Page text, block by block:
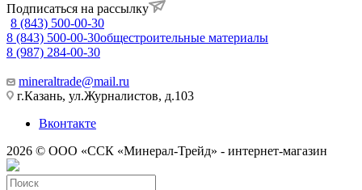
Подписаться на рассылку
8 (843) 500-00-30
8 (843) 500-00-30общестроительные материалы
8 (987) 284-00-30
mineraltrade@mail.ru
г.Казань, ул.Журналистов, д.103
Вконтакте
2026 © ООО «ССК «Минерал-Трейд» - интернет-магазин